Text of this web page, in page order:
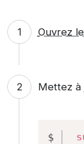
Ouvrez le
Mettez à